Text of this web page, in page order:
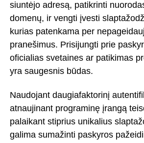
siuntėjo adresą, patikrinti
domenų, ir vengti įvesti
kurias patenkama per
pranešimus. Prisijungti prie
oficialias svetaines ar patikimas
yra saugesnis būdas.
Naudojant daugiafaktorinį
atnaujinant programinę įrangą
palaikant stiprius unikalius
galima sumažinti paskyros